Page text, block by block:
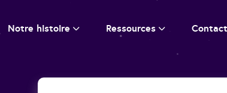
Notre histoire Ressources Contact